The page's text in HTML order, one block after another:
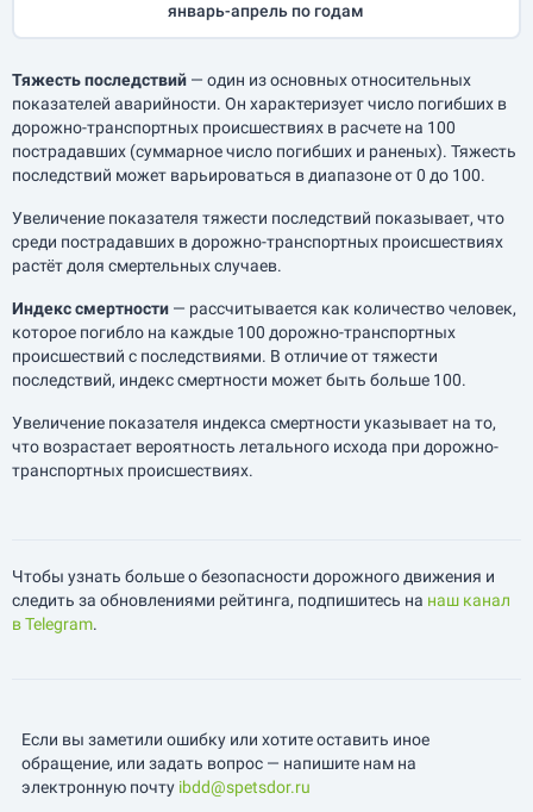
январь-апрель по годам
Тяжесть последствий — один из основных относительных
показателей аварийности. Он характеризует число погибших в
дорожно-транспортных происшествиях в расчете на 100
пострадавших (суммарное число погибших и раненых). Тяжесть
последствий может варьироваться в диапазоне от 0 до 100.
Увеличение показателя тяжести последствий показывает, что
среди пострадавших в дорожно-транспортных происшествиях
растёт доля смертельных случаев.
Индекс смертности — рассчитывается как количество человек,
которое погибло на каждые 100 дорожно-транспортных
происшествий с последствиями. В отличие от тяжести
последствий, индекс смертности может быть больше 100.
Увеличение показателя индекса смертности указывает на то,
что возрастает вероятность летального исхода при дорожно-
транспортных происшествиях.
Чтобы узнать больше о безопасности дорожного движения и
следить за обновлениями рейтинга, подпишитесь на наш канал
в Telegram.
Если вы заметили ошибку или хотите оставить иное
обращение, или задать вопрос — напишите нам на
электронную почту ibdd@spetsdor.ru